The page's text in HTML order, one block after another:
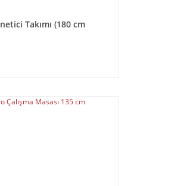
Takımı (180 cm